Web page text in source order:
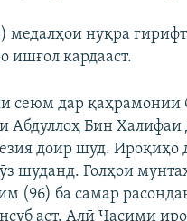
медалҳои нуқра
ишғол кардааст.
сеюм дар
Абдуллоҳ Бин
доир шуд. Ироқиҳо
шуданд. Голҳои
(96) ба самар
аст. Алӣ Ҷасими